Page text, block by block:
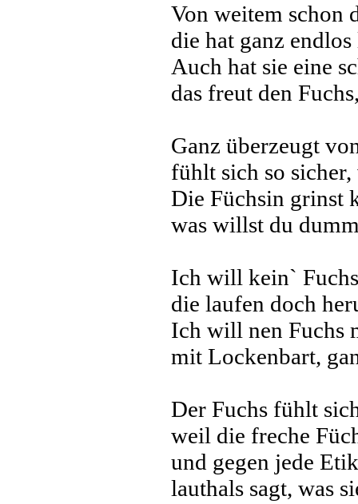
Von weitem schon
die hat ganz
Auch hat sie eine
das freut den
Ganz überzeugt
fühlt sich so
Die Füchsin grinst
was willst du
Ich will kein`
die laufen doch
Ich will nen Fuchs
mit Lockenbart,
Der Fuchs fühlt
weil die freche
und gegen jede
lauthals sagt, was